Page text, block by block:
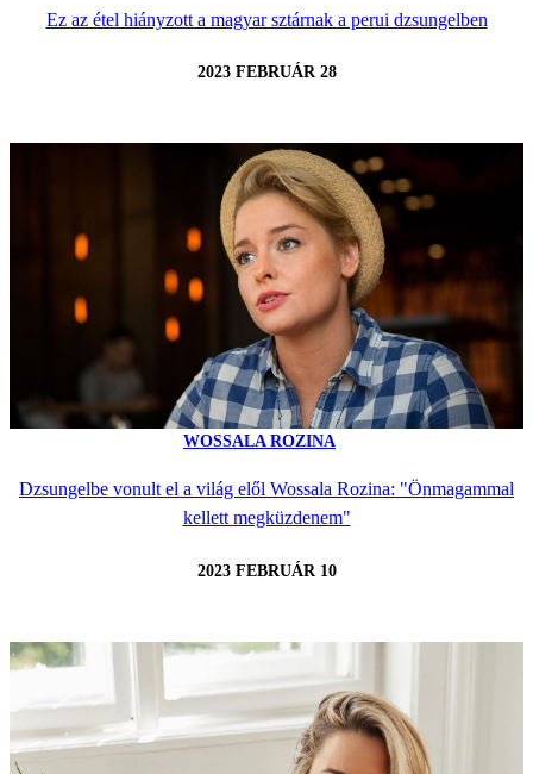
Ez az étel hiányzott a magyar sztárnak a perui dzsungelben
2023 FEBRUÁR 28
WOSSALA ROZINA
Dzsungelbe vonult el a világ elől Wossala Rozina: "Önmagammal
kellett megküzdenem"
2023 FEBRUÁR 10